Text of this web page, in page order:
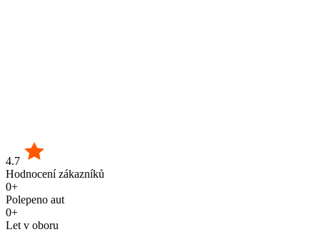
4.7
Hodnocení zákazníků
0+
Polepeno aut
0+
Let v oboru